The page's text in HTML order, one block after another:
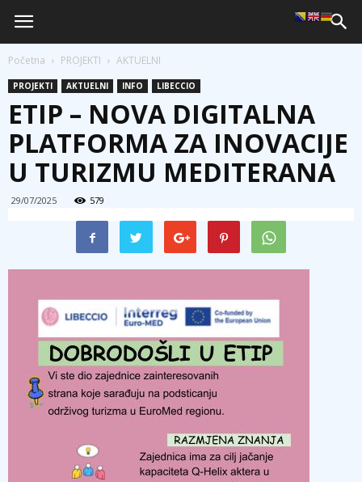
Početna PROJEKTI AKTUELNI
PROJEKTI AKTUELNI INFO LIBECCIO
ETIP – NOVA DIGITALNA
PLATFORMA ZA INOVACIJE
U TURIZMU MEDITERANA
29/07/2025 579